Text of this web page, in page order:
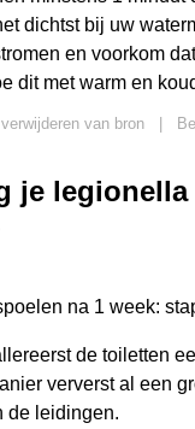
dichtst bij uw
en voorkom
dit met warm en
van bron
je
na 1 week:
de toiletten
ververst al een
de leidingen.